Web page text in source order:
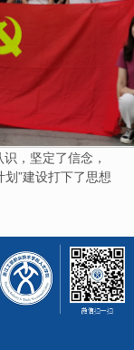
，坚定了信念，
”建设打下了思想